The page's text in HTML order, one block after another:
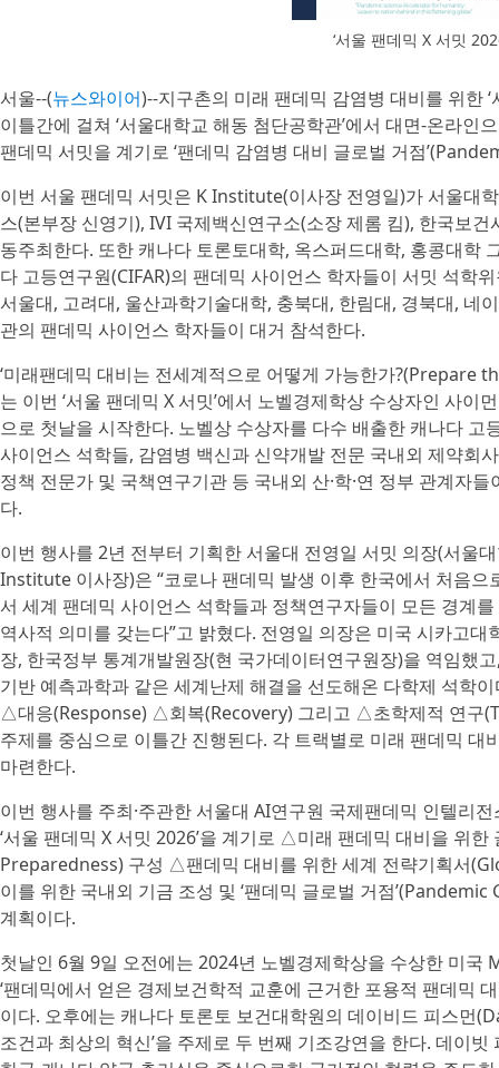
‘서울 팬데믹 X 서밋
서울--(뉴스와이어)--지구촌의 미래 팬데믹 감염병 대비를 위한
이틀간에 걸쳐 ‘서울대학교 해동 첨단공학관’에서 대면-온라인
팬데믹 서밋을 계기로 ‘팬데믹 감염병 대비 글로벌 거점
이번 서울 팬데믹 서밋은 K Institute(이사장 전영일)가 서울대
스(본부장 신영기), IVI 국제백신연구소(소장 제롬 킴), 한국보
동주최한다. 또한 캐나다 토론토대학, 옥스퍼드대학, 홍콩대학
다 고등연구원(CIFAR)의 팬데믹 사이언스 학자들이 서밋 석학
서울대, 고려대, 울산과학기술대학, 충북대, 한림대, 경북대, 네
관의 팬데믹 사이언스 학자들이 대거 참석한다.
‘미래팬데믹 대비는 전세계적으로 어떻게 가능한가?(Prepare
는 이번 ‘서울 팬데믹 X 서밋’에서 노벨경제학상 수상자인 사
으로 첫날을 시작한다. 노벨상 수상자를 다수 배출한 캐나다 고
사이언스 석학들, 감염병 백신과 신약개발 전문 국내외 제약회
정책 전문가 및 국책연구기관 등 국내외 산·학·연 정부 관계자
다.
이번 행사를 2년 전부터 기획한 서울대 전영일 서밋 의장(서울
Institute 이사장)은 “코로나 팬데믹 발생 이후 한국에서 처음으
서 세계 팬데믹 사이언스 석학들과 정책연구자들이 모든 경계
역사적 의미를 갖는다”고 밝혔다. 전영일 의장은 미국 시카고
장, 한국정부 통계개발원장(현 국가데이터연구원장)을 역임했
기반 예측과학과 같은 세계난제 해결을 선도해온 다학제 석학
△대응(Response) △회복(Recovery) 그리고 △초학제적 연구
주제를 중심으로 이틀간 진행된다. 각 트랙별로 미래 팬데믹 대
마련한다.
이번 행사를 주최·주관한 서울대 AI연구원 국제팬데믹 인텔리
‘서울 팬데믹 X 서밋 2026’을 계기로 △미래 팬데믹 대비을 위
Preparedness) 구성 △팬데믹 대비를 위한 세계 전략기획서
이를 위한 국내외 기금 조성 및 ‘팬데믹 글로벌 거점
계획이다.
첫날인 6월 9일 오전에는 2024년 노벨경제학상을 수상한 미
‘팬데믹에서 얻은 경제보건학적 교훈에 근거한 포용적 팬데믹
이다. 오후에는 캐나다 토론토 보건대학원의 데이비드 피스먼
조건과 최상의 혁신’을 주제로 두 번째 기조강연을 한다. 데이